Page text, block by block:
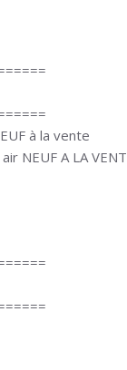
à la vente
NEUF A LA